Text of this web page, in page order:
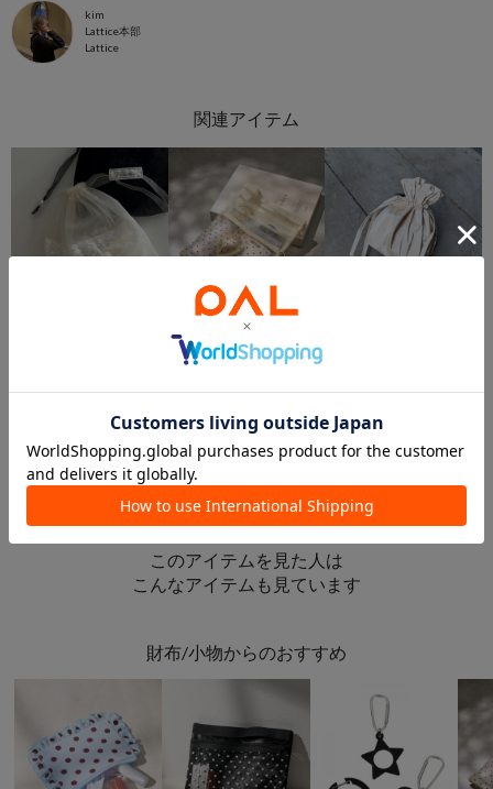
kim
Lattice本部
Lattice
【KEECO企画】【WEB限定】シアー巾着ポーチ
WEB限定
【WEB限定】ハートメッシュバッグインバッグ
メタリック巾着ポーチ
このアイテムを見た人は
こんなアイテムも見ています
財布/小物からのおすすめ